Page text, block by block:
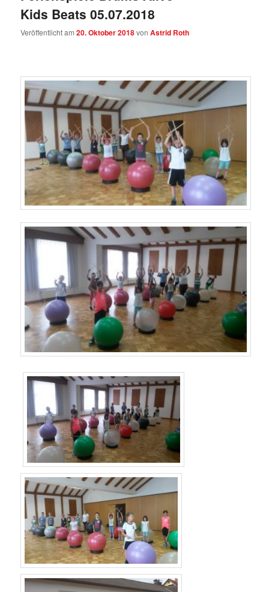
Kids Beats 05.07.2018
Veröffentlicht am20. Oktober 2018vonAstrid Roth